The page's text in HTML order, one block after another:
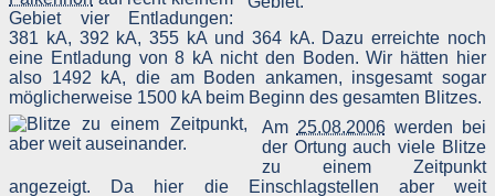
Tief Florence, 126,5
mm in zwei Stunden in
Tegel
Gebiet vier Entladungen:
381 kA, 392 kA, 355 kA und 364 kA. Dazu erreichte noch
eine Entladung von 8 kA nicht den Boden. Wir hätten hier
also 1492 kA, die am Boden ankamen, insgesamt sogar
möglicherweise 1500 kA beim Beginn des gesamten Blitzes.
Am 25.08.2006werden bei
der Ortung auch viele Blitze
zu einem Zeitpunkt
angezeigt. Da hier die Einschlagstellen aber weit